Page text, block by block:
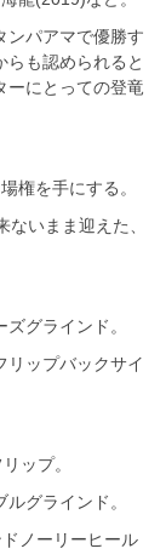
ンパアマで優勝す
らも認められると
ーにとっての登竜
権を手にする。
いまま迎えた、
グラインド。
リップバックサイ
ップ。
グラインド。
ノーリーヒール